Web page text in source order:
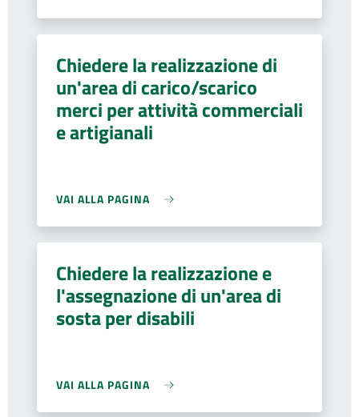
Chiedere la realizzazione di
un'area di carico/scarico
merci per attività commerciali
e artigianali
VAI ALLA PAGINA
Chiedere la realizzazione e
l'assegnazione di un'area di
sosta per disabili
VAI ALLA PAGINA